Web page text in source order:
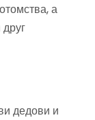
а
дедови и